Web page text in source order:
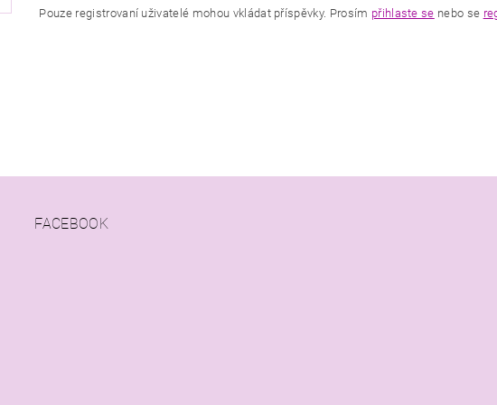
Pouze registrovaní uživatelé mohou vkládat příspěvky. Prosím přihlaste se nebo se
FACEBOOK